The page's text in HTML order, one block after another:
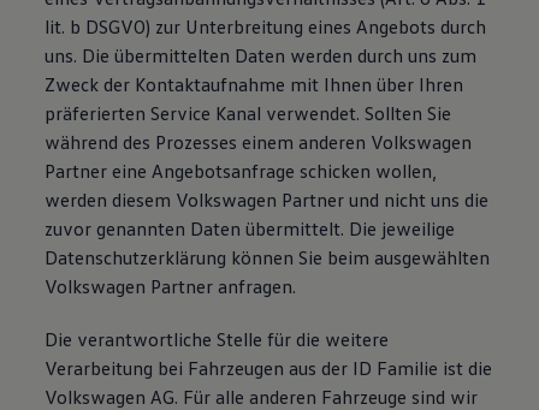
lit. b DSGVO) zur Unterbreitung eines Angebots durch
uns. Die übermittelten Daten werden durch uns zum
Zweck der Kontaktaufnahme mit Ihnen über Ihren
präferierten Service Kanal verwendet. Sollten Sie
während des Prozesses einem anderen Volkswagen
Partner eine Angebotsanfrage schicken wollen,
werden diesem Volkswagen Partner und nicht uns die
zuvor genannten Daten übermittelt. Die jeweilige
Datenschutzerklärung können Sie beim ausgewählten
Volkswagen Partner anfragen.
Die verantwortliche Stelle für die weitere
Verarbeitung bei Fahrzeugen aus der ID Familie ist die
Volkswagen AG. Für alle anderen Fahrzeuge sind wir